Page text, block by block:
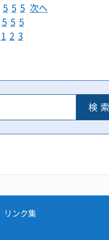
5
5
1
5
5
2
5
5
3
次へ
リンク集